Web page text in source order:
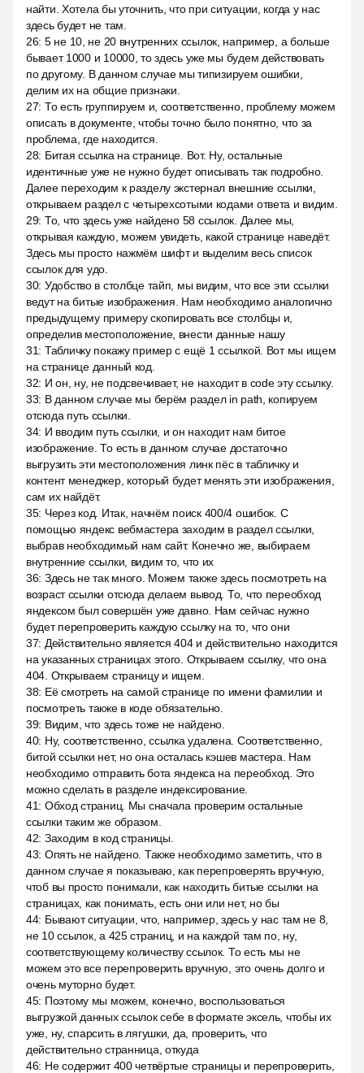
найти. Хотела бы уточнить, что при ситуации, когда у нас
здесь будет не там.
26: 5 не 10, не 20 внутренних ссылок, например, а больше
бывает 1000 и 10000, то здесь уже мы будем действовать
по другому. В данном случае мы типизируем ошибки,
делим их на общие признаки.
27: То есть группируем и, соответственно, проблему можем
описать в документе, чтобы точно было понятно, что за
проблема, где находится.
28: Битая ссылка на странице. Вот. Ну, остальные
идентичные уже не нужно будет описывать так подробно.
Далее переходим к разделу экстернал внешние ссылки,
открываем раздел с четырехсотыми кодами ответа и видим.
29: То, что здесь уже найдено 58 ссылок. Далее мы,
открывая каждую, можем увидеть, какой странице наведёт.
Здесь мы просто нажмём шифт и выделим весь список
ссылок для удо.
30: Удобство в столбце тайп, мы видим, что все эти ссылки
ведут на битые изображения. Нам необходимо аналогично
предыдущему примеру скопировать все столбцы и,
определив местоположение, внести данные нашу
31: Табличку покажу пример с ещё 1 ссылкой. Вот мы ищем
на странице данный код.
32: И он, ну, не подсвечивает, не находит в code эту ссылку.
33: В данном случае мы берём раздел in path, копируем
отсюда путь ссылки.
34: И вводим путь ссылки, и он находит нам битое
изображение. То есть в данном случае достаточно
выгрузить эти местоположения линк пёс в табличку и
контент менеджер, который будет менять эти изображения,
сам их найдёт.
35: Через код. Итак, начнём поиск 400/4 ошибок. С
помощью яндекс вебмастера заходим в раздел ссылки,
выбрав необходимый нам сайт. Конечно же, выбираем
внутренние ссылки, видим то, что их
36: Здесь не так много. Можем также здесь посмотреть на
возраст ссылки отсюда делаем вывод. То, что переобход
яндексом был совершён уже давно. Нам сейчас нужно
будет перепроверить каждую ссылку на то, что они
37: Действительно является 404 и действительно находится
на указанных страницах этого. Открываем ссылку, что она
404. Открываем страницу и ищем.
38: Её смотреть на самой странице по имени фамилии и
посмотреть также в коде обязательно.
39: Видим, что здесь тоже не найдено.
40: Ну, соответственно, ссылка удалена. Соответственно,
битой ссылки нет, но она осталась кэшев мастера. Нам
необходимо отправить бота яндекса на переобход. Это
можно сделать в разделе индексирование.
41: Обход страниц. Мы сначала проверим остальные
ссылки таким же образом.
42: Заходим в код страницы.
43: Опять не найдено. Также необходимо заметить, что в
данном случае я показываю, как перепроверять вручную,
чтоб вы просто понимали, как находить битые ссылки на
страницах, как понимать, есть они или нет, но бы
44: Бывают ситуации, что, например, здесь у нас там не 8,
не 10 ссылок, а 425 страниц, и на каждой там по, ну,
соответствующему количеству ссылок. То есть мы не
можем это все перепроверить вручную, это очень долго и
очень муторно будет.
45: Поэтому мы можем, конечно, воспользоваться
выгрузкой данных ссылок себе в формате эксель, чтобы их
уже, ну, спарсить в лягушки, да, проверить, что
действительно странница, откуда
46: Не содержит 400 четвёртые страницы и перепроверить,